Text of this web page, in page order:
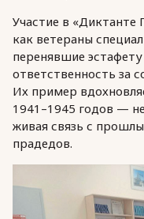
Участие в «Диктанте
как ветераны
перенявшие
ответственность за
Их пример
1941–1945 годов —
живая связь с
прадедов.